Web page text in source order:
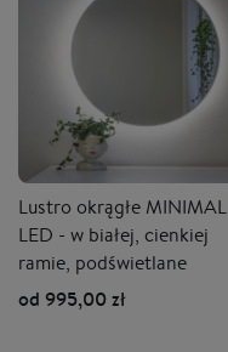
Lustro okrągłe MINIMAL
LED - w białej, cienkiej
ramie, podświetlane
od 995,00 zł